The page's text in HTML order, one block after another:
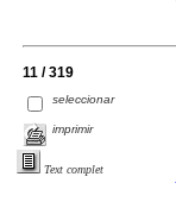
11 / 319
seleccionar
imprimir
Text complet